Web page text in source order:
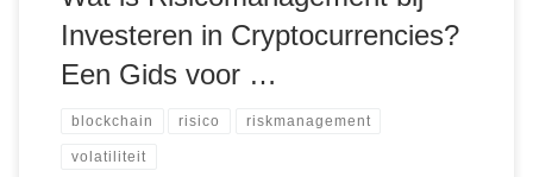
Investeren in Cryptocurrencies?
Een Gids voor …
blockchain risico riskmanagement
volatiliteit